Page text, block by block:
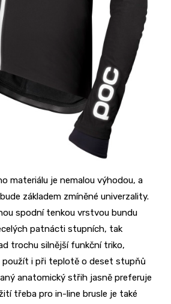
materiálu je nemalou výhodou, a
základem zmíněné univerzality.
spodní tenkou vrstvou bundu
patnácti stupních, tak
trochu silnější funkční triko,
i při teplotě o deset stupňů
anatomický střih jasně preferuje
třeba pro in-line brusle je také